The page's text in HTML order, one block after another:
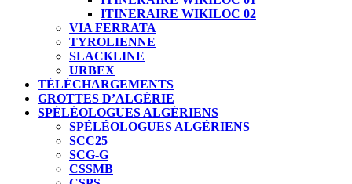
ITINERAIRE WIKILOC 02
VIA FERRATA
TYROLIENNE
SLACKLINE
URBEX
TÉLÉCHARGEMENTS
GROTTES D’ALGÉRIE
SPÉLÉOLOGUES ALGÉRIENS
SPÉLÉOLOGUES ALGÉRIENS
SCC25
SCG-G
CSSMB